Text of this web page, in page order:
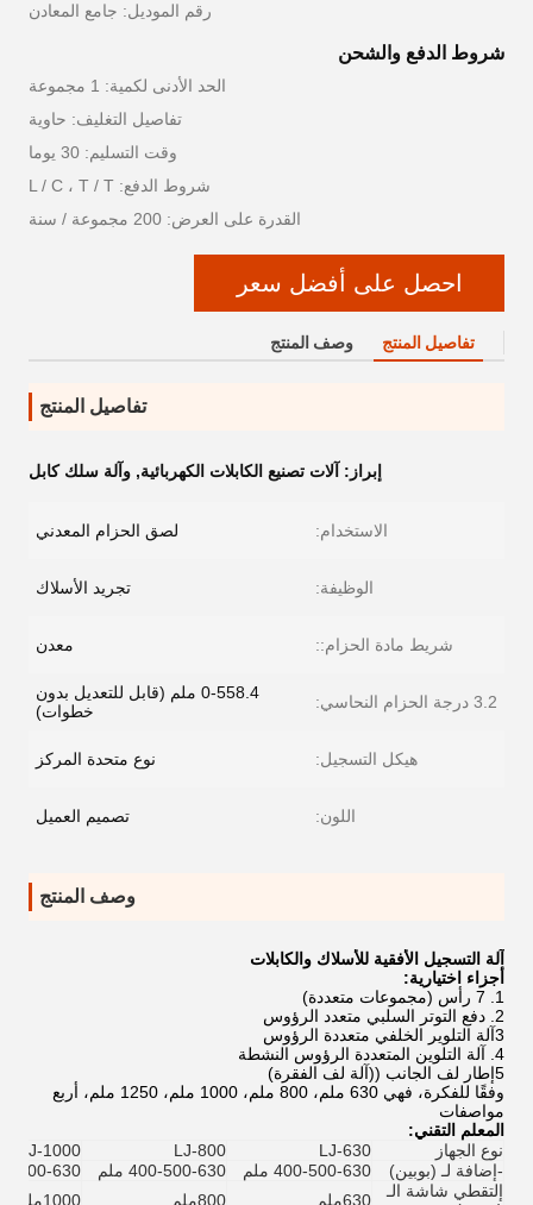
رقم الموديل: جامع المعادن
شروط الدفع والشحن
الحد الأدنى لكمية: 1 مجموعة
تفاصيل التغليف: حاوية
وقت التسليم: 30 يوما
شروط الدفع: L / C ، T / T
القدرة على العرض: 200 مجموعة / سنة
احصل على أفضل سعر
تفاصيل المنتج وصف المنتج
تفاصيل المنتج
إبراز: آلات تصنيع الكابلات الكهربائية, وآلة سلك كابل
الاستخدام: لصق الحزام المعدني
الوظيفة: تجريد الأسلاك
شريط مادة الحزام:: معدن
3.2 درجة الحزام النحاسي:
0-558.4 ملم (قابل للتعديل بدون
خطوات)
هيكل التسجيل: نوع متحدة المركز
اللون: تصميم العميل
وصف المنتج
آلة التسجيل الأفقية للأسلاك والكابلات
أجزاء اختيارية:
1. 7 رأس (مجموعات متعددة)
2. دفع التوتر السلبي متعدد الرؤوس
3آلة التلوير الخلفي متعددة الرؤوس
4. آلة التلوين المتعددة الرؤوس النشطة
5إطار لف الجانب ((آلة لف الفقرة)
وفقًا للفكرة، فهي 630 ملم، 800 ملم، 1000 ملم، 1250 ملم، أربع
مواصفات
المعلم التقني:
نوع الجهاز
LJ-630
LJ-800
LJ-1000
-إضافة لـ (بوبين)
400-500-630 ملم 400-500-630 ملم
400-500-630
إلتقطي شاشة الـ
630ملم 800ملم 1000ملم